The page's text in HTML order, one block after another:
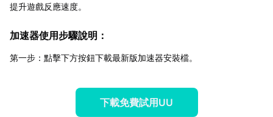
提升遊戲反應速度。
加速器使用步驟說明：
第一步：點擊下方按鈕下載最新版加速器安裝檔。
下載免費試用UU